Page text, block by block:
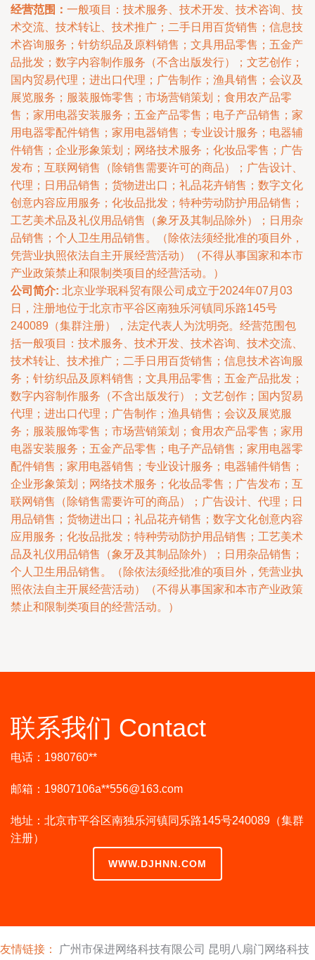
经营范围： 一般项目：技术服务、技术开发、技术咨询、技
术交流、技术转让、技术推广；二手日用百货销售；信息技
术咨询服务；针纺织品及原料销售；文具用品零售；五金产
品批发；数字内容制作服务（不含出版发行）；文艺创作；
国内贸易代理；进出口代理；广告制作；渔具销售；会议及
展览服务；服装服饰零售；市场营销策划；食用农产品零
售；家用电器安装服务；五金产品零售；电子产品销售；家
用电器零配件销售；家用电器销售；专业设计服务；电器辅
件销售；企业形象策划；网络技术服务；化妆品零售；广告
发布；互联网销售（除销售需要许可的商品）；广告设计、
代理；日用品销售；货物进出口；礼品花卉销售；数字文化
创意内容应用服务；化妆品批发；特种劳动防护用品销售；
工艺美术品及礼仪用品销售（象牙及其制品除外）；日用杂
品销售；个人卫生用品销售。（除依法须经批准的项目外，
凭营业执照依法自主开展经营活动）（不得从事国家和本市
产业政策禁止和限制类项目的经营活动。）
公司简介: 北京业学珉科贸有限公司成立于2024年07月03
日，注册地位于北京市平谷区南独乐河镇同乐路145号
240089（集群注册），法定代表人为沈明尧。经营范围包
括一般项目：技术服务、技术开发、技术咨询、技术交流、
技术转让、技术推广；二手日用百货销售；信息技术咨询服
务；针纺织品及原料销售；文具用品零售；五金产品批发；
数字内容制作服务（不含出版发行）；文艺创作；国内贸易
代理；进出口代理；广告制作；渔具销售；会议及展览服
务；服装服饰零售；市场营销策划；食用农产品零售；家用
电器安装服务；五金产品零售；电子产品销售；家用电器零
配件销售；家用电器销售；专业设计服务；电器辅件销售；
企业形象策划；网络技术服务；化妆品零售；广告发布；互
联网销售（除销售需要许可的商品）；广告设计、代理；日
用品销售；货物进出口；礼品花卉销售；数字文化创意内容
应用服务；化妆品批发；特种劳动防护用品销售；工艺美术
品及礼仪用品销售（象牙及其制品除外）；日用杂品销售；
个人卫生用品销售。（除依法须经批准的项目外，凭营业执
照依法自主开展经营活动）（不得从事国家和本市产业政策
禁止和限制类项目的经营活动。）
联系我们 Contact
电话：1980760**
邮箱：19807106a**556@163.com
地址：北京市平谷区南独乐河镇同乐路145号240089（集群
注册）
WWW.DJHNN.COM
友情链接： 广州市保进网络科技有限公司 昆明八扇门网络科技